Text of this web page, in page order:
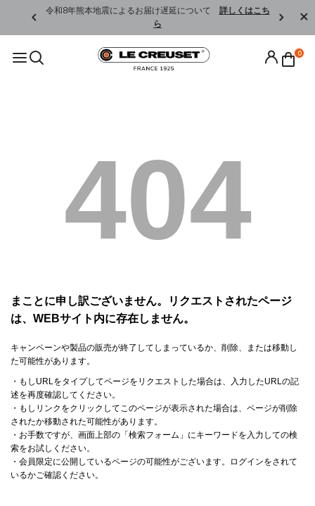
令和8年熊本地震によるお届け遅延について 詳しくはこち
ら
0
404
まことに申し訳ございません。リクエストされたページ
は、WEBサイト内に存在しません。
キャンペーンや製品の販売が終了してしまっているか、削除、または移動し
た可能性があります。
・もしURLをタイプしてページをリクエストした場合は、入力したURLの記
述を再度確認してください。
・もしリンクをクリックしてこのページが表示された場合は、ページが削除
されたか移動された可能性があります。
・お手数ですが、画面上部の「検索フォーム」にキーワードを入力しての検
索をお試しください。
・会員限定に公開しているページの可能性がございます。ログインをされて
いるかご確認ください。